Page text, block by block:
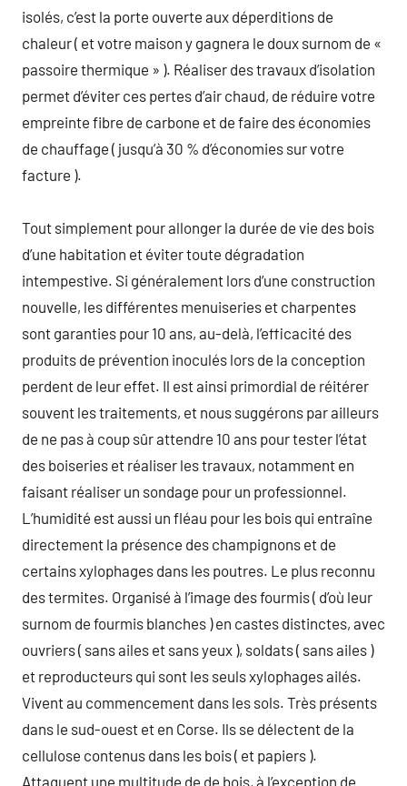
isolés, c’est la porte ouverte aux déperditions de
chaleur ( et votre maison y gagnera le doux surnom de «
passoire thermique » ). Réaliser des travaux d’isolation
permet d’éviter ces pertes d’air chaud, de réduire votre
empreinte fibre de carbone et de faire des économies
de chauffage ( jusqu’à 30 % d’économies sur votre
facture ).
Tout simplement pour allonger la durée de vie des bois
d’une habitation et éviter toute dégradation
intempestive. Si généralement lors d’une construction
nouvelle, les différentes menuiseries et charpentes
sont garanties pour 10 ans, au-delà, l’efficacité des
produits de prévention inoculés lors de la conception
perdent de leur effet. Il est ainsi primordial de réitérer
souvent les traitements, et nous suggérons par ailleurs
de ne pas à coup sûr attendre 10 ans pour tester l’état
des boiseries et réaliser les travaux, notamment en
faisant réaliser un sondage pour un professionnel.
L’humidité est aussi un fléau pour les bois qui entraîne
directement la présence des champignons et de
certains xylophages dans les poutres. Le plus reconnu
des termites. Organisé à l’image des fourmis ( d’où leur
surnom de fourmis blanches ) en castes distinctes, avec
ouvriers ( sans ailes et sans yeux ), soldats ( sans ailes )
et reproducteurs qui sont les seuls xylophages ailés.
Vivent au commencement dans les sols. Très présents
dans le sud-ouest et en Corse. Ils se délectent de la
cellulose contenus dans les bois ( et papiers ).
Attaquent une multitude de de bois, à l’exception de